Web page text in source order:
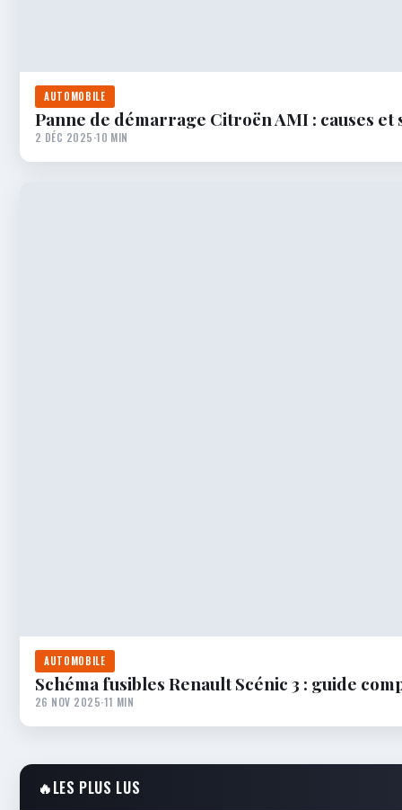
AUTOMOBILE
Panne de démarrage Citroën AMI : causes
2 DÉC 2025·10 MIN
AUTOMOBILE
Schéma fusibles Renault Scénic 3 : guide
26 NOV 2025·11 MIN
🔥LES PLUS LUS